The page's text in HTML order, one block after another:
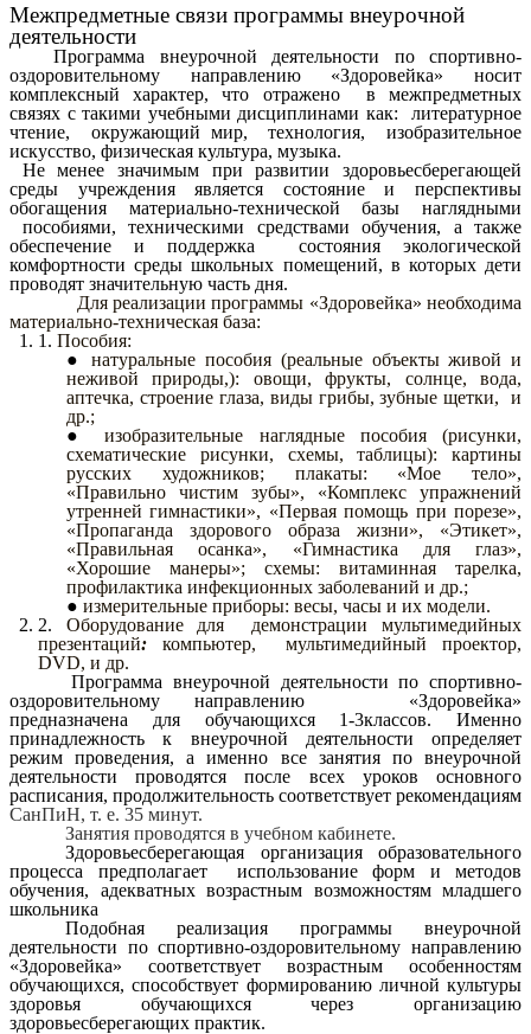
Межпредметные связи программы внеурочной
деятельности
Программа внеурочной деятельности по спортивно-
оздоровительному направлению «Здоровейка» носит
комплексный характер, что отражено в межпредметных
связях с такими учебными дисциплинами как: литературное
чтение, окружающий мир, технология, изобразительное
искусство, физическая культура, музыка.
Не менее значимым при развитии здоровьесберегающей
среды учреждения является состояние и перспективы
обогащения материально-технической базы наглядными
пособиями, техническими средствами обучения, а также
обеспечение и поддержка состояния экологической
комфортности среды школьных помещений, в которых дети
проводят значительную часть дня.
Для реализации программы «Здоровейка» необходима
материально-техническая база:
Пособия:
натуральные пособия (реальные объекты живой и
неживой природы,): овощи, фрукты, солнце, вода,
аптечка, строение глаза, виды грибы, зубные щетки, и
др.;
изобразительные наглядные пособия (рисунки,
схематические рисунки, схемы, таблицы): картины
русских художников; плакаты: «Мое тело»,
«Правильно чистим зубы», «Комплекс упражнений
утренней гимнастики», «Первая помощь при порезе»,
«Пропаганда здорового образа жизни», «Этикет»,
«Правильная осанка», «Гимнастика для глаз»,
«Хорошие манеры»; схемы: витаминная тарелка,
профилактика инфекционных заболеваний и др.;
измерительные приборы: весы, часы и их модели.
Оборудование для демонстрации мультимедийных
презентаций: компьютер,
мультимедийный проектор,
DVD, и др.
Программа внеурочной деятельности по спортивно-
оздоровительному направлению «Здоровейка»
предназначена для обучающихся 1-3классов. Именно
принадлежность к внеурочной деятельности определяет
режим проведения, а именно все занятия по внеурочной
деятельности проводятся после всех уроков основного
расписания, продолжительность соответствует рекомендациям
СанПиН, т. е. 35 минут.
Занятия проводятся в учебном кабинете.
Здоровьесберегающая организация образовательного
процесса предполагает использование форм и методов
обучения, адекватных возрастным возможностям младшего
школьника
Подобная реализация программы внеурочной
деятельности по спортивно-оздоровительному направлению
«Здоровейка» соответствует возрастным особенностям
обучающихся, способствует формированию личной культуры
здоровья обучающихся через организацию
здоровьесберегающих практик.